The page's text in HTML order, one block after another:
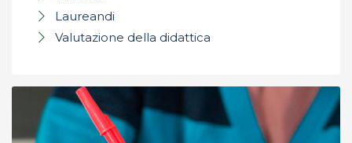
Laureandi
Valutazione della didattica